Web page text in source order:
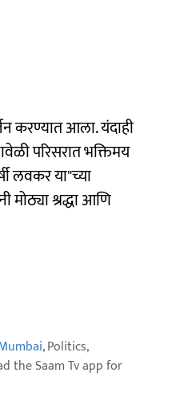
करण्यात आला. यंदाही
परिसरात भक्तिमय
लवकर या"च्या
मोठ्या श्रद्धा आणि
, Politics,
the Saam Tv app for